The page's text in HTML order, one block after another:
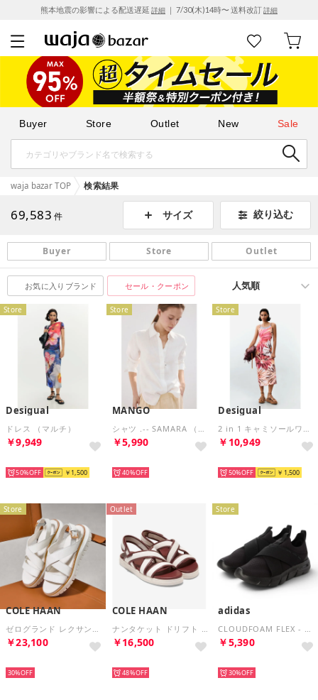
熊本地震の影響による配送遅延 詳細 ｜ 7/30(木)14時〜 送料改訂詳細
Buyer Store Outlet New Sale
waja bazar TOP 検索結果
69,583 件 サイズ 絞り込む
Buyer Store Outlet
お気に入りブランド セール・クーポン
Store
Desigual
ドレス （マルチ）
￥9,949
50% ￥1,500
Store
MANGO
￥5,990
40%
Store
Desigual
￥10,949
50% ￥1,500
Store
COLE HAAN
￥23,100
30%
Outlet
COLE HAAN
￥16,500
48%
Store
adidas
￥5,390
30%